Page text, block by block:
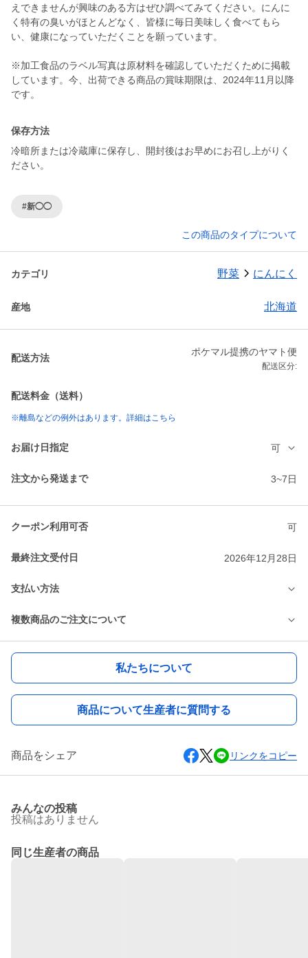
えできませんが興味のある方はぜひ調べてみてください。にんに
く特有の臭いがほとんどなく、皆様に毎日美味しく食べてもら
い、健康になっていただくことを願っています。
※加工食品のラベル写真は原材料を確認していただくために掲載
しています。今、出荷できる商品の賞味期限は、2024年11月以降
です。
保存方法
冷暗所または冷蔵庫に保存し、開封後はお早めにお召し上がりく
ださい。
#新◯◯
この商品のタイプについて
カテゴリ 野菜 にんにく
産地 北海道
配送方法
ポケマル提携のヤマト便
配送区分:
配送料金（送料）
※離島などの例外はあります。詳細はこちら
お届け日指定 可
注文から発送まで 3~7日
クーポン利用可否 可
最終注文受付日 2026年12月28日
支払い方法
複数商品のご注文について
私たちについて
商品について生産者に質問する
商品をシェア リンクをコピー
みんなの投稿
投稿はありません
同じ生産者の商品